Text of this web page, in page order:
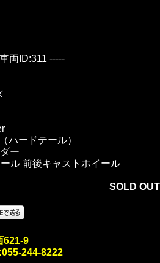
両ID:311 -----
ハードテール）
ー
ル 前後キャストホイール
SOLD OUT
621-9
244-8222